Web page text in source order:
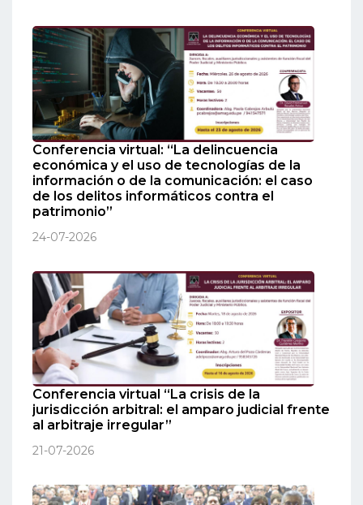
Conferencia virtual: “La delincuencia
económica y el uso de tecnologías de la
información o de la comunicación: el caso
de los delitos informáticos contra el
patrimonio”
24-07-2026
Conferencia virtual “La crisis de la
jurisdicción arbitral: el amparo judicial frente
al arbitraje irregular”
21-07-2026